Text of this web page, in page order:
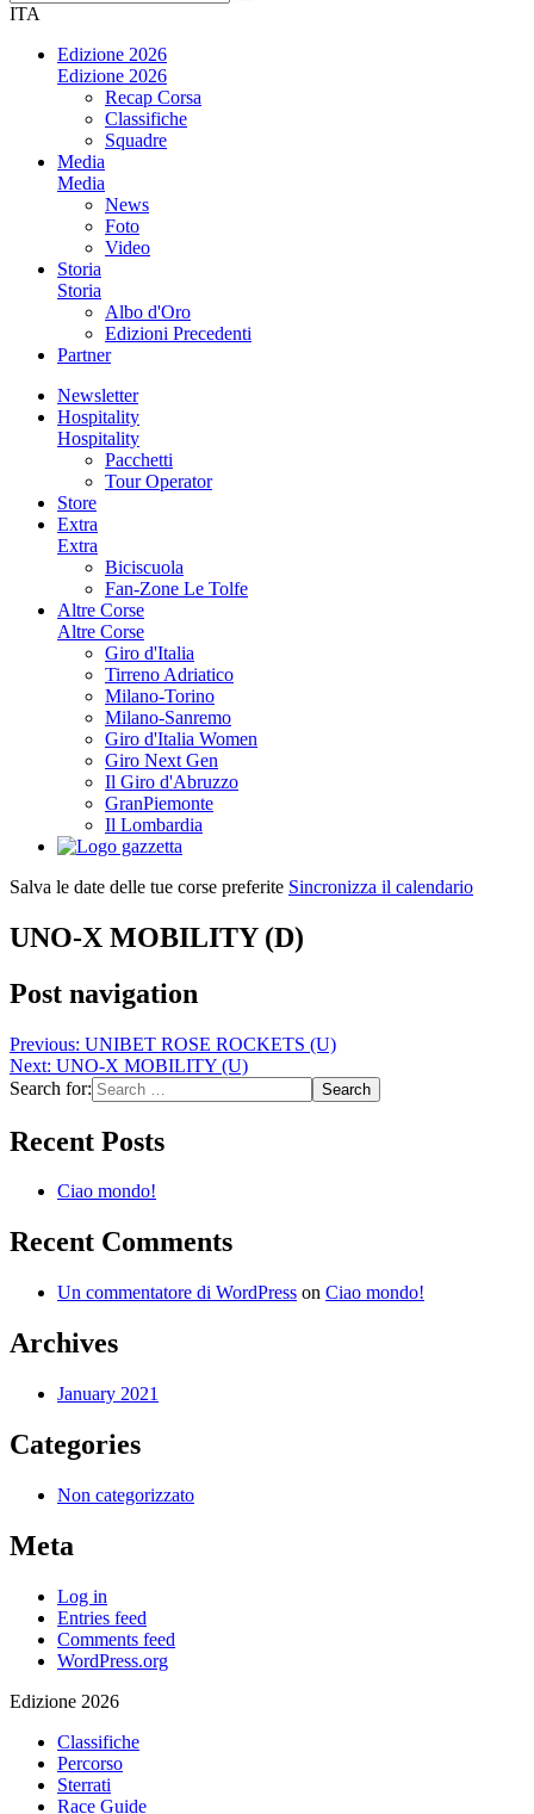
ITA
Edizione 2026
Edizione 2026
Recap Corsa
Classifiche
Squadre
Media
Media
News
Foto
Video
Storia
Storia
Albo d'Oro
Edizioni Precedenti
Partner
Newsletter
Hospitality
Hospitality
Pacchetti
Tour Operator
Store
Extra
Extra
Biciscuola
Fan-Zone Le Tolfe
Altre Corse
Altre Corse
Giro d'Italia
Tirreno Adriatico
Milano-Torino
Milano-Sanremo
Giro d'Italia Women
Giro Next Gen
Il Giro d'Abruzzo
GranPiemonte
Il Lombardia
Salva le date delle tue corse preferite Sincronizza il calendario
UNO-X MOBILITY (D)
Post navigation
Previous: UNIBET ROSE ROCKETS (U)
Next: UNO-X MOBILITY (U)
Search for:
Recent Posts
Ciao mondo!
Recent Comments
Un commentatore di WordPress on Ciao mondo!
Archives
January 2021
Categories
Non categorizzato
Meta
Log in
Entries feed
Comments feed
WordPress.org
Edizione 2026
Classifiche
Percorso
Sterrati
Race Guide